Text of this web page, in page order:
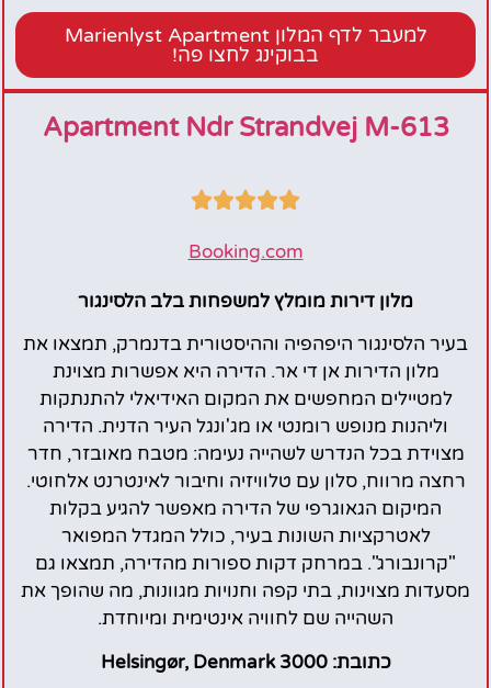
Marienlyst
Apartmentלמעבר לדף המלון Marienlyst Apartment
בבוקינג לחצו פה!
Apartment Ndr Strandvej M-613





Booking.com
מלון דירות מומלץ למשפחות בלב הלסינגור
בעיר הלסינגור היפהפיה וההיסטורית בדנמרק, תמצאו את
מלון הדירות אן די אר. הדירה היא אפשרות מצוינת
למטיילים המחפשים את המקום האידיאלי להתנתקות
וליהנות מנופש רומנטי או מג'ונגל העיר הדנית. הדירה
מצוידת בכל הנדרש לשהייה נעימה: מטבח מאובזר, חדר
רחצה מרווח, סלון עם טלוויזיה וחיבור לאינטרנט אלחוטי.
המיקום הגאוגרפי של הדירה מאפשר להגיע בקלות
לאטרקציות השונות בעיר, כולל המגדל המפואר
"קרונבורג". במרחק דקות ספורות מהדירה, תמצאו גם
מסעדות מצוינות, בתי קפה וחנויות מגוונות, מה שהופך את
השהייה שם לחוויה אינטימית ומיוחדת.
כתובת: 3000 Helsingør, Denmark